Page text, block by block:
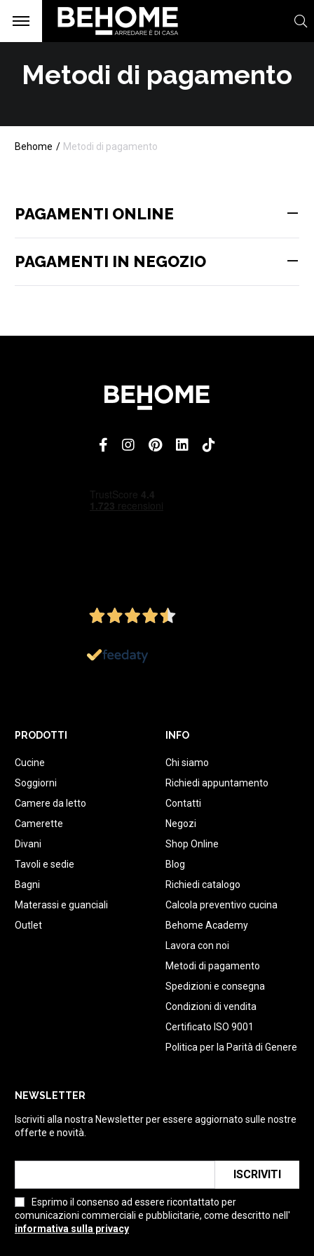
Metodi di pagamento
Behome Metodi di pagamento
PAGAMENTI ONLINE
PAGAMENTI IN NEGOZIO
PRODOTTI
Cucine
Soggiorni
Camere da letto
Camerette
Divani
Tavoli e sedie
Bagni
Materassi e guanciali
Outlet
INFO
Chi siamo
Richiedi appuntamento
Contatti
Negozi
Shop Online
Blog
Richiedi catalogo
Calcola preventivo cucina
Behome Academy
Lavora con noi
Metodi di pagamento
Spedizioni e consegna
Condizioni di vendita
Certificato ISO 9001
Politica per la Parità di Genere
NEWSLETTER
Iscriviti alla nostra Newsletter per essere aggiornato sulle nostre
offerte e novità.
ISCRIVITI
Esprimo il consenso ad essere ricontattato per
comunicazioni commerciali e pubblicitarie, come descritto nell'
informativa sulla privacy